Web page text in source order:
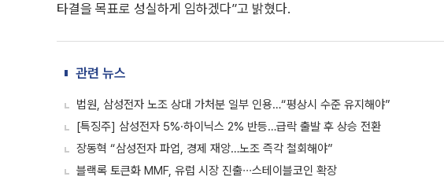
타결을 목표로 성실하게 임하겠다”고 밝혔다.
관련 뉴스
법원, 삼성전자 노조 상대 가처분 일부 인용…“평상시 수준 유지해야”
[특징주] 삼성전자 5%·하이닉스 2% 반등…급락 출발 후 상승 전환
장동혁 “삼성전자 파업, 경제 재앙…노조 즉각 철회해야”
블랙록 토큰화 MMF, 유럽 시장 진출∙∙∙스테이블코인 확장